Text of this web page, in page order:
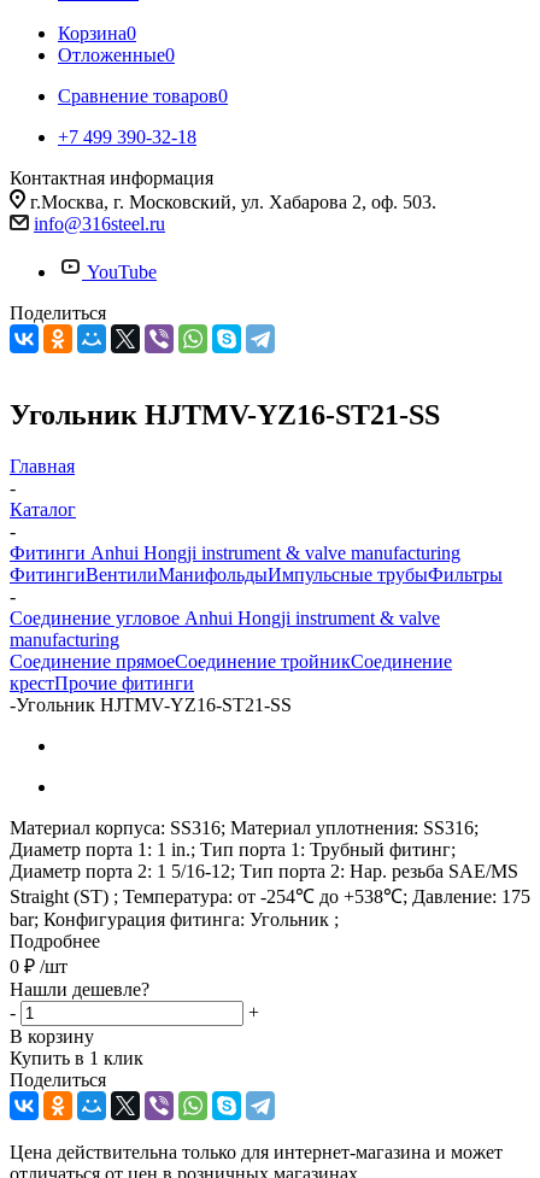
Корзина0
Отложенные0
Сравнение товаров0
+7 499 390-32-18
Контактная информация
г.Москва, г. Московский, ул. Хабарова 2, оф. 503.
info@316steel.ru
YouTube
Поделиться
Угольник HJTMV-YZ16-ST21-SS
Главная
-
Каталог
-
Фитинги Anhui Hongji instrument & valve manufacturing
ФитингиВентилиМанифольдыИмпульсные трубыФильтры
-
Соединение угловое Anhui Hongji instrument & valve
manufacturing
Соединение прямоеСоединение тройникСоединение
крестПрочие фитинги
-Угольник HJTMV-YZ16-ST21-SS
Материал корпуса: SS316; Материал уплотнения: SS316;
Диаметр порта 1: 1 in.; Тип порта 1: Трубный фитинг;
Диаметр порта 2: 1 5/16-12; Тип порта 2: Нар. резьба SAE/MS
Straight (ST) ; Температура: от -254℃ до +538℃; Давление: 175
bar; Конфигурация фитинга: Угольник ;
Подробнее
0 ₽ /шт
Нашли дешевле?
-
+
В корзину
Купить в 1 клик
Поделиться
Цена действительна только для интернет-магазина и может
отличаться от цен в розничных магазинах